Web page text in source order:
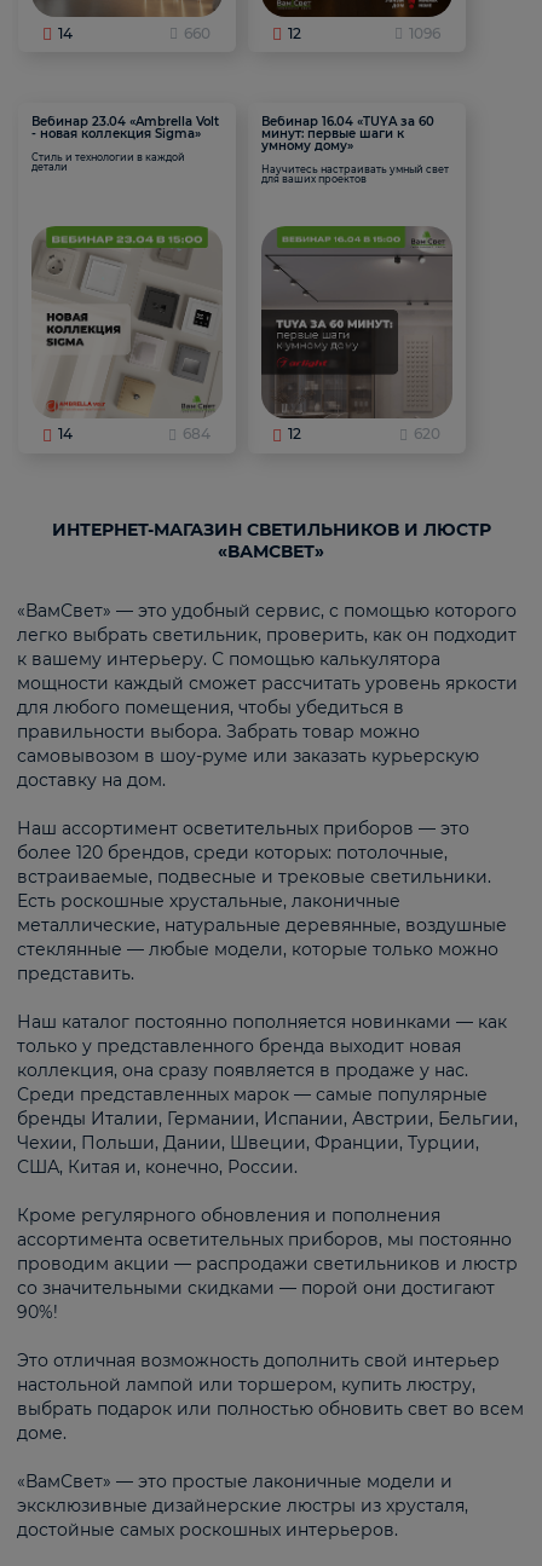
14 660 12 1096
Вебинар 23.04 «Ambrella Volt
- новая коллекция Sigma»
Стиль и технологии в каждой
детали
14 684
Вебинар 16.04 «TUYA за 60
минут: первые шаги к
умному дому»
Научитесь настраивать умный свет
для ваших проектов
12 620
ИНТЕРНЕТ-МАГАЗИН СВЕТИЛЬНИКОВ И ЛЮСТР
«ВАМСВЕТ»
«ВамСвет» — это удобный сервис, с помощью которого
легко выбрать светильник, проверить, как он подходит
к вашему интерьеру. С помощью калькулятора
мощности каждый сможет рассчитать уровень яркости
для любого помещения, чтобы убедиться в
правильности выбора. Забрать товар можно
самовывозом в шоу-руме или заказать курьерскую
доставку на дом.
Наш ассортимент осветительных приборов — это
более 120 брендов, среди которых: потолочные,
встраиваемые, подвесные и трековые светильники.
Есть роскошные хрустальные, лаконичные
металлические, натуральные деревянные, воздушные
стеклянные — любые модели, которые только можно
представить.
Наш каталог постоянно пополняется новинками — как
только у представленного бренда выходит новая
коллекция, она сразу появляется в продаже у нас.
Среди представленных марок — самые популярные
бренды Италии, Германии, Испании, Австрии, Бельгии,
Чехии, Польши, Дании, Швеции, Франции, Турции,
США, Китая и, конечно, России.
Кроме регулярного обновления и пополнения
ассортимента осветительных приборов, мы постоянно
проводим акции — распродажи светильников и люстр
со значительными скидками — порой они достигают
90%!
Это отличная возможность дополнить свой интерьер
настольной лампой или торшером, купить люстру,
выбрать подарок или полностью обновить свет во всем
доме.
«ВамСвет» — это простые лаконичные модели и
эксклюзивные дизайнерские люстры из хрусталя,
достойные самых роскошных интерьеров.